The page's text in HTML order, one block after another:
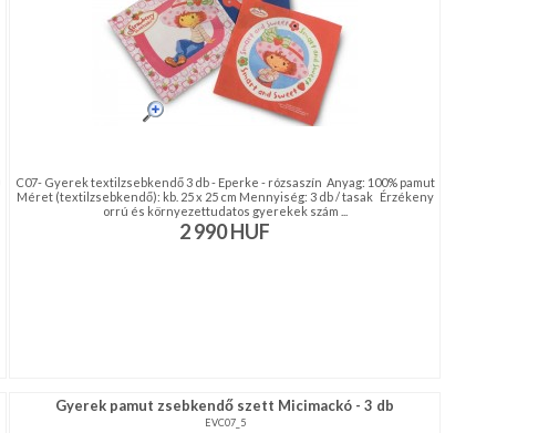
C07- Gyerek textilzsebkendő 3 db - Eperke - rózsaszín Anyag: 100% pamut
Méret (textilzsebkendő): kb. 25 x 25 cm Mennyiség: 3 db / tasak Érzékeny
orrú és környezettudatos gyerekek szám ...
2 990HUF
Gyerek pamut zsebkendő szett Micimackó - 3 db
EVC07_5